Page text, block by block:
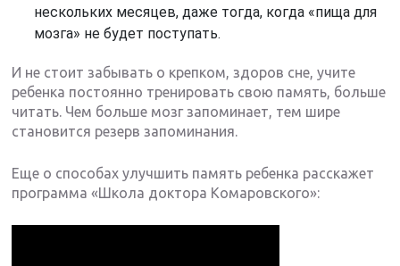
нескольких месяцев, даже тогда, когда «пища для
мозга» не будет поступать.
И не стоит забывать о крепком, здоров сне, учите
ребенка постоянно тренировать свою память, больше
читать. Чем больше мозг запоминает, тем шире
становится резерв запоминания.
Еще о способах улучшить память ребенка расскажет
программа «Школа доктора Комаровского»: